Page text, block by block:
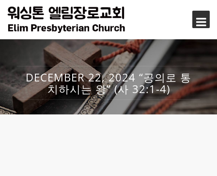
DECEMBER 22, 2024 “공의로 통
치하시는 왕” (사 32:1-4)